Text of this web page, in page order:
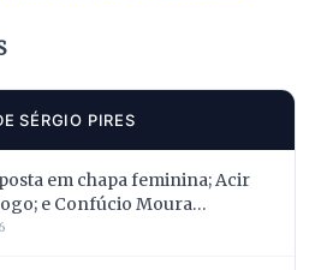
SÉRGIO PIRES
em chapa feminina; Acir
e Confúcio Moura
ao renunciar à reeleição